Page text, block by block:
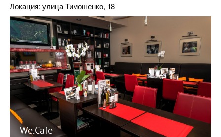
Локация: улица Тимошенко, 18
We.Cafe